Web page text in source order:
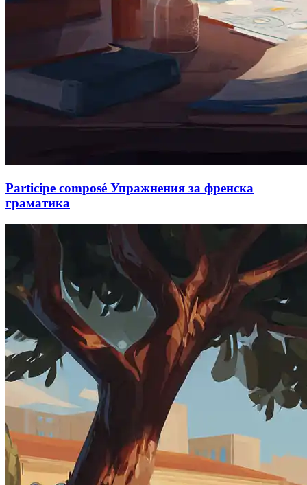
Participe composé Упражнения за френска
граматика